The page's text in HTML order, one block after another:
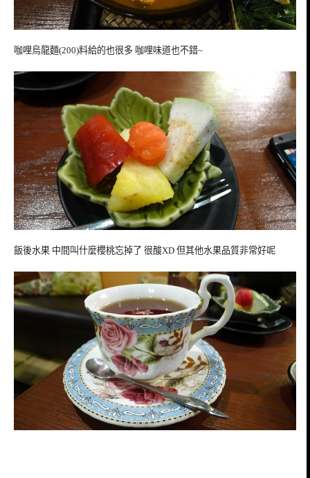
咖哩烏龍麵(200)料給的也很多 咖哩味道也不錯~
飯後水果 中間叫什麼櫻桃忘掉了 很酸XD 但其他水果品質非常好呢